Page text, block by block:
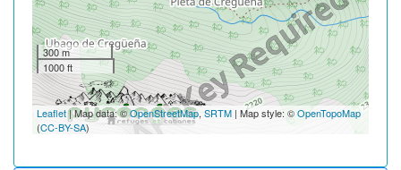
300 m
1000 ft
Leaflet| Map data: ©OpenStreetMap, SRTM | Map style: ©OpenTopoMap
(CC-BY-SA)